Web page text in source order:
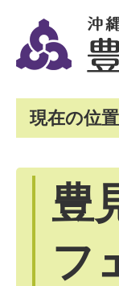
現在の位置
豊
フ